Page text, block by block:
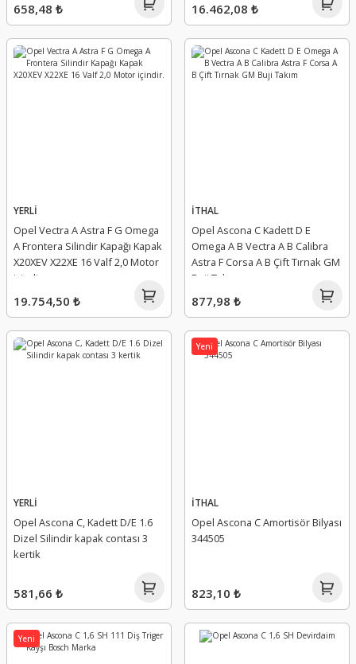
658,48 ₺ 16.462,08 ₺
YERLİ
Opel Vectra A Astra F G Omega
A Frontera Silindir Kapağı Kapak
X20XEV X22XE 16 Valf 2,0 Motor
içindir.
19.754,50 ₺
İTHAL
Opel Ascona C Kadett D E
Omega A B Vectra A B Calibra
Astra F Corsa A B Çift Tırnak GM
Buji Takım
877,98 ₺
YERLİ
Opel Ascona C, Kadett D/E 1.6
Dizel Silindir kapak contası 3
kertik
581,66 ₺
Yeni
İTHAL
Opel Ascona C Amortisör Bilyası
344505
823,10 ₺
Yeni